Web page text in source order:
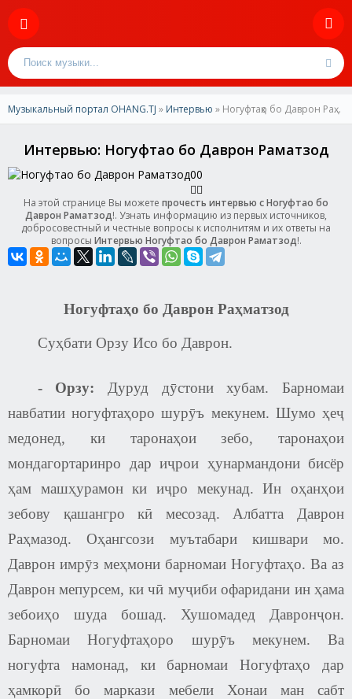
Музыкальный портал OHANG.TJ » Интервью » Ногуфтаҳо бо Даврон Раҳматзод
Интервью: Ногуфтаҳо бо Даврон Раҳматзод
00
На этой странице Вы можете прочесть интервью с Ногуфтаҳо бо
Даврон Раҳматзод!. Узнать информацию из первых источников,
добросовестный и честные вопросы к исполнитям и их ответы на
вопросы Интервью Ногуфтаҳо бо Даврон Раҳматзод!.
Ногуфтаҳо бо Даврон Раҳматзод
Суҳбати Орзу Исо бо Даврон.
- Орзу: Дуруд дӯстони хубам. Барномаи
навбатии ногуфтаҳоро шурӯъ мекунем. Шумо ҳеҷ
медонед, ки таронаҳои зебо, таронаҳои
мондагортаринро дар иҷрои ҳунармандони бисёр
ҳам машҳурамон ки иҷро мекунад. Ин оҳанҳои
зебову қашангро кӣ месозад. Албатта Даврон
Раҳмазод. Оҳангсози муътабари кишвари мо.
Даврон имрӯз меҳмони барномаи Ногуфтаҳо. Ва аз
Даврон мепурсем, ки чӣ муҷиби офаридани ин ҳама
зебоиҳо шуда бошад. Хушомадед Давронҷон.
Барномаи Ногуфтаҳоро шурӯъ мекунем. Ва
ногуфта намонад, ки барномаи Ногуфтаҳо дар
ҳамкорӣ бо маркази мебели Хонаи ман сабт